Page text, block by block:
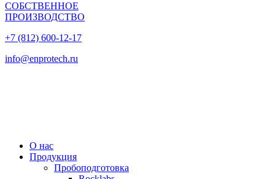
СОБСТВЕННОЕ
ПРОИЗВОДСТВО
+7 (812) 600-12-17
info@enprotech.ru
О нас
Продукция
Пробоподготовка